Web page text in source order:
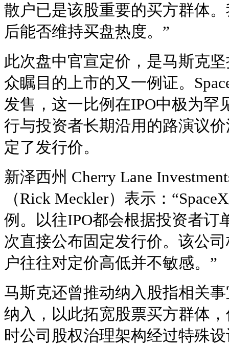
散户已是该股重要的买方群体
后能否维持买盘热度。”
此次盘中官宣定价，是马斯克
众瞩目的上市的又一例证。
发售，这一比例在IPO中极为罕
行与投资者长期沿用的路演议
定了发行价。
新泽西州 Cherry Lane
（Rick Meckler）表示：
例。以往IPO都会根据投资者订
次直接公布固定发行价。该公
户往往对定价高低并不敏感。”
马斯克还曾推动纳入股指相关
纳入，以此拓宽股票买方群体
时公司股权治理架构经过特殊